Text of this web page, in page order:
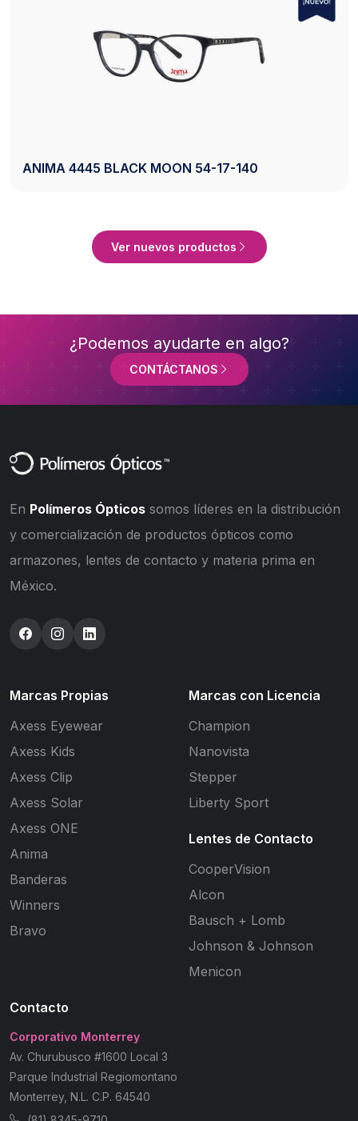
AXESS 2742 BLACK 50-20-140
Ver nuevos productos
¿Podemos ayudarte en algo?
CONTÁCTANOS
En Polímeros Ópticos somos líderes en la distribución
y comercialización de productos ópticos como
armazones, lentes de contacto y materia prima en
México.
Marcas Propias
Axess Eyewear
Axess Kids
Axess Clip
Axess Solar
Axess ONE
Anima
Banderas
Winners
Bravo
Marcas con Licencia
Champion
Nanovista
Stepper
Liberty Sport
Lentes de Contacto
CooperVision
Alcon
Bausch + Lomb
Johnson & Johnson
Menicon
Contacto
Corporativo Monterrey
Av. Churubusco #1600 Local 3
Parque Industrial Regiomontano
Monterrey, N.L. C.P. 64540